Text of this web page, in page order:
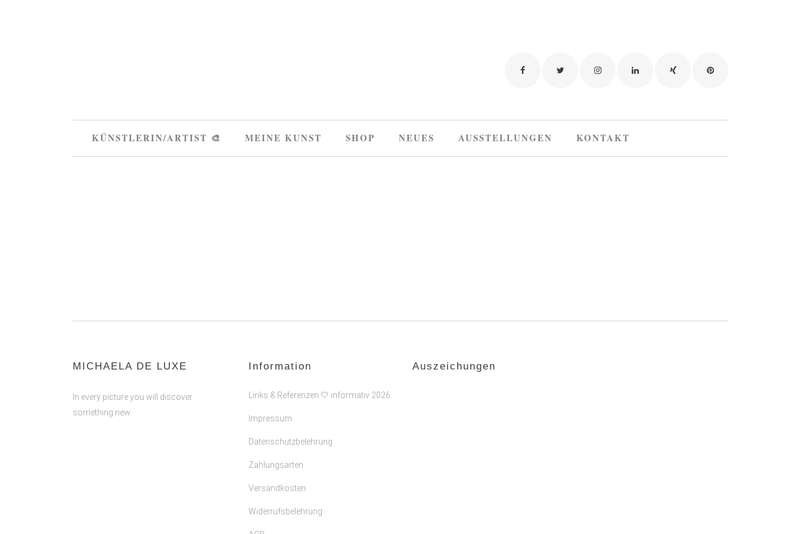
KÜNSTLERIN/ARTIST 🎨 MEINE KUNST SHOP NEUES AUSSTELLUNGEN KONTAKT
MICHAELA DE LUXE
In every picture you will discover
something new.
Information
Links & Referenzen 🤍 informativ 2026
Impressum
Datenschutzbelehrung
Zahlungsarten
Versandkosten
Widerrufsbelehrung
Auszeichungen